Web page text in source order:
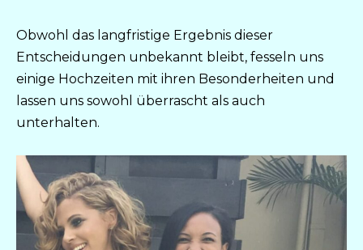
Obwohl das langfristige Ergebnis dieser
Entscheidungen unbekannt bleibt, fesseln uns
einige Hochzeiten mit ihren Besonderheiten und
lassen uns sowohl überrascht als auch
unterhalten.